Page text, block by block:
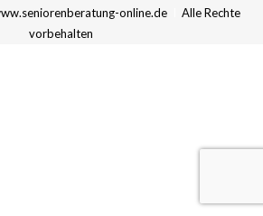
online.de
Alle Rechte
vorbehalten